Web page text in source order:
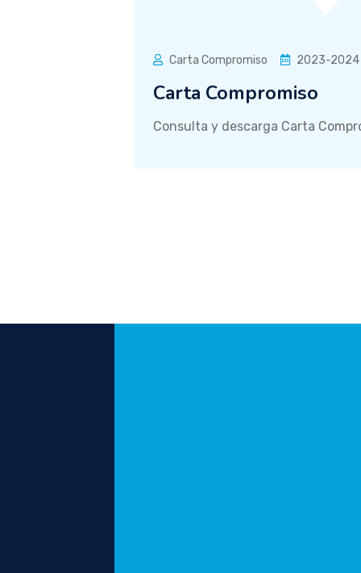
Carta Compromiso 2023-2024
Carta Compromiso
Consulta y descarga Carta